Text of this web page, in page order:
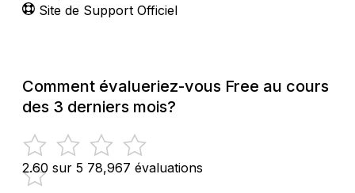
Site de Support Officiel
Comment évalueriez-vous Free au cours
des 3 derniers mois?
2.60 sur 5 78,967 évaluations